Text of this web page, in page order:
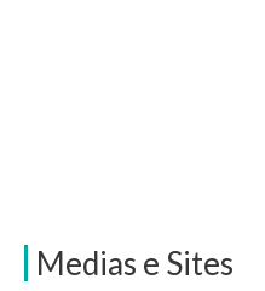
Medias e Sites